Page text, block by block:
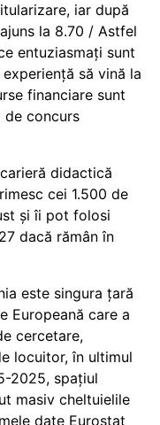
iar după
la 8.70 / Astfel
entuziasmați sunt
să vină la
financiare sunt
de concurs
didactică
cei 1.500 de
și îi pot folosi
dacă rămân în
este singura țară
Europeană care a
cercetare,
locuitor, în ultimul
2025, spațiul
masiv cheltuielile
date Eurostat